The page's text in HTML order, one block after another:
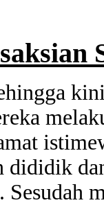
dididik
Sesudah